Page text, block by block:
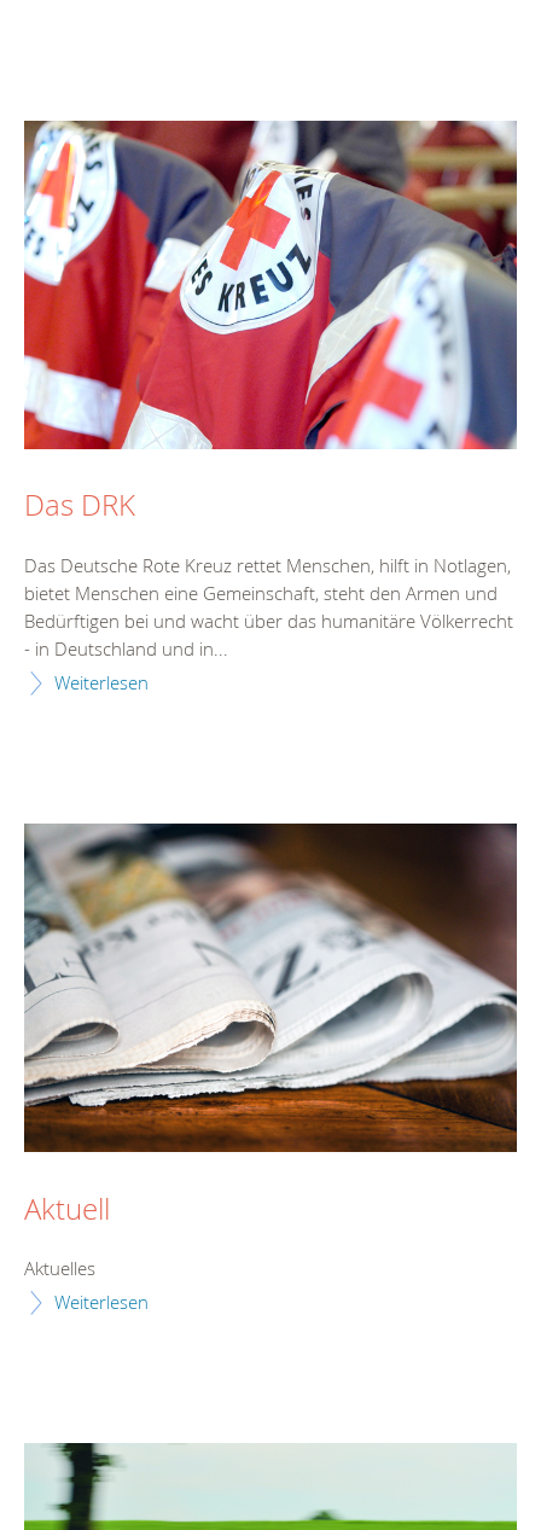
Das DRK
Das Deutsche Rote Kreuz rettet Menschen, hilft in Notlagen,
bietet Menschen eine Gemeinschaft, steht den Armen und
Bedürftigen bei und wacht über das humanitäre Völkerrecht
- in Deutschland und in...
Weiterlesen
Aktuell
Aktuelles
Weiterlesen